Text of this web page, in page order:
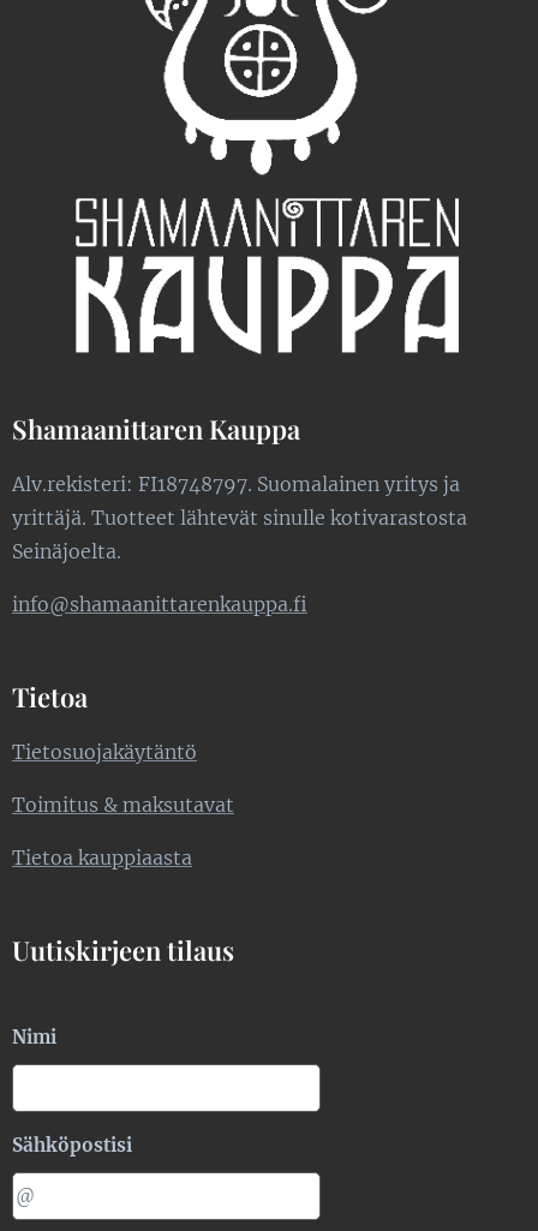
Shamaanittaren Kauppa
Alv.rekisteri: FI18748797. Suomalainen yritys ja
yrittäjä. Tuotteet lähtevät sinulle kotivarastosta
Seinäjoelta.
info@shamaanittarenkauppa.fi
Tietoa
Tietosuojakäytäntö
Toimitus & maksutavat
Tietoa kauppiaasta
Uutiskirjeen tilaus
Nimi
Sähköpostisi